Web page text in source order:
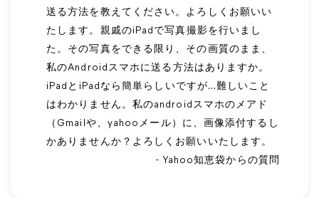
送る方法を教えてください。よろしくお願いい
たします。親戚のiPadで写真撮影を行いまし
た。その写真をできる限り、その画質のまま、
私のAndroidスマホに送る方法はありますか。
iPadとiPadなら簡単らしいですが…難しいこと
はわかりません。私のandroidスマホのメアド
（Gmailや、yahooメール）に、画像添付するし
かありませんか？よろしくお願いいたします。
- Yahoo知恵袋からの質問